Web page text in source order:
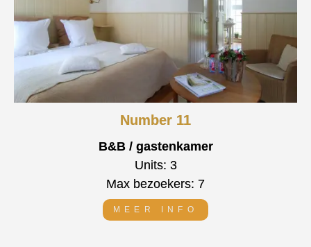
Number 11
B&B / gastenkamer
Units: 3
Max bezoekers: 7
MEER INFO